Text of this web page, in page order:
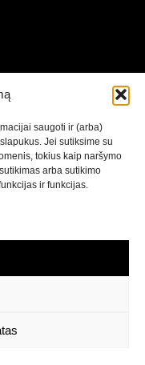
saugoti ir (arba)
Jei sutiksime su
tokius kaip naršymo
arba sutikimo
ir funkcijas.